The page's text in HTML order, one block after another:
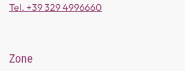
Tel. +39 329 4996660
Zone